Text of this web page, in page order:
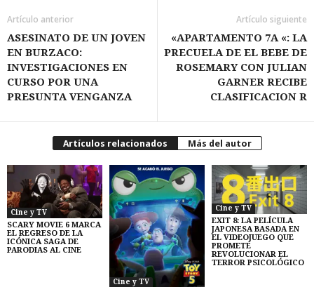
Artículo anterior
ASESINATO DE UN JOVEN
EN BURZACO:
INVESTIGACIONES EN
CURSO POR UNA
PRESUNTA VENGANZA
Artículo siguiente
«APARTAMENTO 7A «: LA
PRECUELA DE EL BEBE DE
ROSEMARY CON JULIAN
GARNER RECIBE
CLASIFICACION R
Artículos relacionados Más del autor
Cine y TV
SCARY MOVIE 6 MARCA
EL REGRESO DE LA
ICÓNICA SAGA DE
PARODIAS AL CINE
Cine y TV
Cine y TV
EXIT 8: LA PELÍCULA
JAPONESA BASADA EN
EL VIDEOJUEGO QUE
PROMETE
REVOLUCIONAR EL
TERROR PSICOLÓGICO